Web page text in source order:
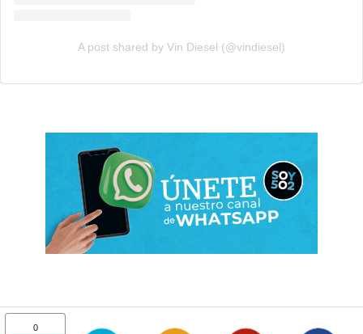
A post shared by Vin Diesel (@vindiesel)
0